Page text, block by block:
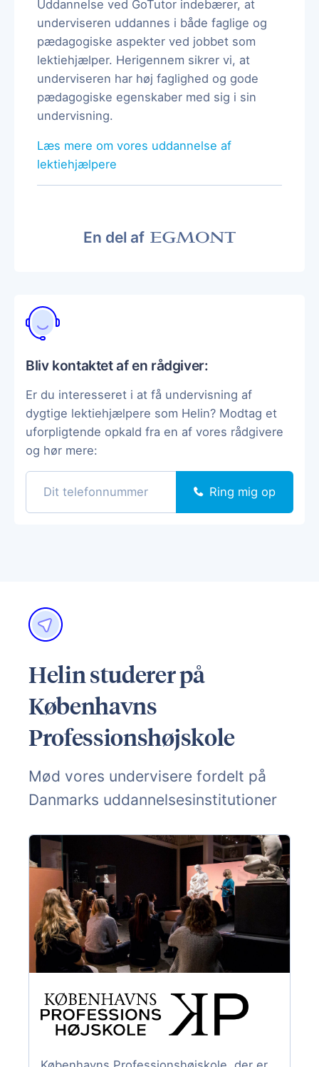
Uddannelse ved GoTutor indebærer, at
underviseren uddannes i både faglige og
pædagogiske aspekter ved jobbet som
lektiehjælper. Herigennem sikrer vi, at
underviseren har høj faglighed og gode
pædagogiske egenskaber med sig i sin
undervisning.
Læs mere om vores uddannelse af
lektiehjælpere
En del af
Bliv kontaktet af en rådgiver:
Er du interesseret i at få undervisning af
dygtige lektiehjælpere som Helin? Modtag et
uforpligtende opkald fra en af vores rådgivere
og hør mere:
Ring mig op
Helin studerer på
Københavns
Professionshøjskole
Mød vores undervisere fordelt på
Danmarks uddannelsesinstitutioner